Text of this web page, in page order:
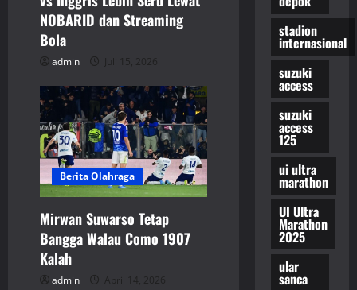
i
o
n
NOBARID dan Streaming
Bola
admin Juli 15, 2026
Berita Olahraga
Mirwan Suwarso Tetap
Bangga Walau Como 1907
Kalah
admin April 14, 2026
stadion
internasional
suzuki
access
suzuki
access
125
ui ultra
marathon
UI Ultra
Marathon
2025
ular
sanca